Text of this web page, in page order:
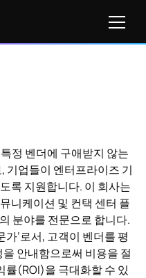
정 벤더에 구애받지 않는
기업들이 엔터프라이즈 기
록 지원합니다. 이 회사는
니케이션 및 컨택 센터 플
분야를 전문으로 합니다.
’로서, 고객이 벤더를 평
안내함으로써 비용을 절
률(ROI)을 극대화할 수 있